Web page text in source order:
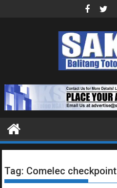
Tag: Comelec checkpoint